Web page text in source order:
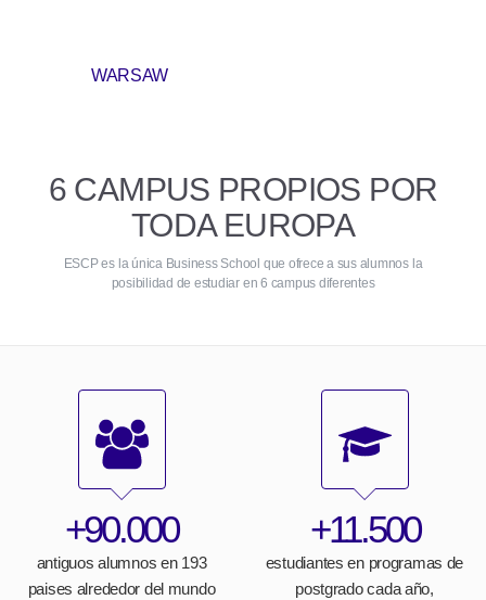
WARSAW
6 CAMPUS PROPIOS POR
TODA EUROPA
ESCP es la única Business School que ofrece a sus alumnos la
posibilidad de estudiar en 6 campus diferentes
+90.000
antiguos alumnos en 193
paises alrededor del mundo
+11.500
estudiantes en programas de
postgrado cada año,